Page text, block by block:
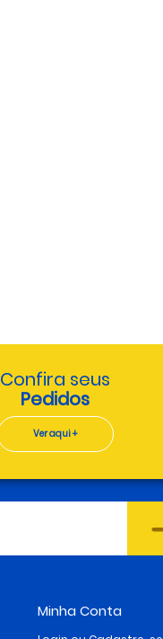
Confira seus
Pedidos
Ver aqui +
Minha Conta